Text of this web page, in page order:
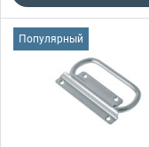
Популярный